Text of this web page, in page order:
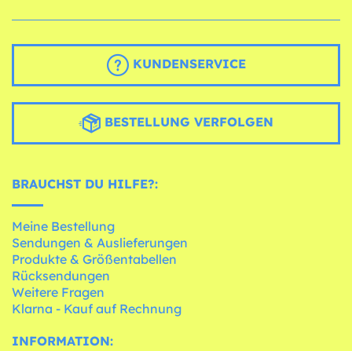
KUNDENSERVICE
BESTELLUNG VERFOLGEN
BRAUCHST DU HILFE?:
Meine Bestellung
Sendungen & Auslieferungen
Produkte & Größentabellen
Rücksendungen
Weitere Fragen
Klarna - Kauf auf Rechnung
INFORMATION: